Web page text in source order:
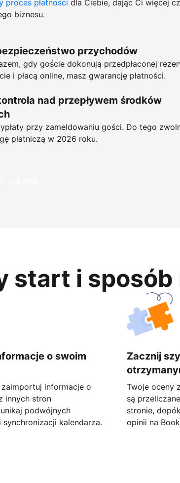
proces płatności dla Ciebie, dając Ci więcej
biznesu.
przychodów
gdy goście dokonują przedpłaconej
i płacą online, masz gwarancję płatności.
nad przepływem środków
przy zameldowaniu gości. Do tego
płatniczą w 2026 roku.
już dziś
start i
o swoim
informacje o
innych stron
podwójnych
kalendarza.
Zacznij
Twoje oceny
są
stronie,
opinii na